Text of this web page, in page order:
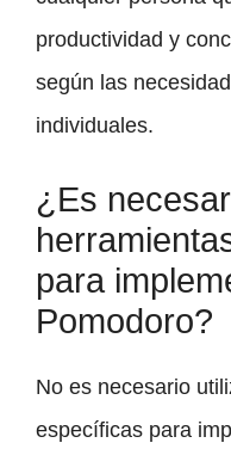
productividad y
según las
individuales.
¿Es
para
Pomodoro?
No es necesario
específicas para